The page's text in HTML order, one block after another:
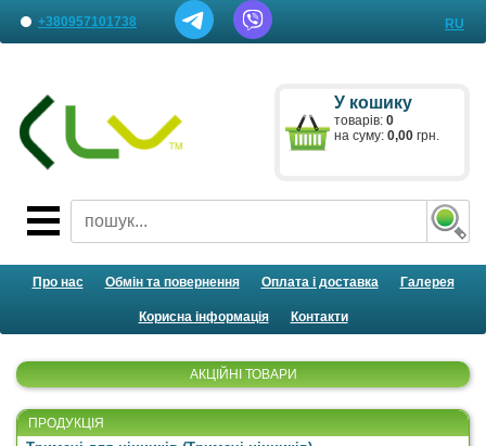
+380957101738
Лист менеджеру
RU
У кошику
товарів: 0
на суму: 0,00грн.
Про нас Обмін та повернення Оплата і доставка Галерея
Корисна інформація Контакти
АКЦІЙНІ ТОВАРИ
ПРОДУКЦІЯ